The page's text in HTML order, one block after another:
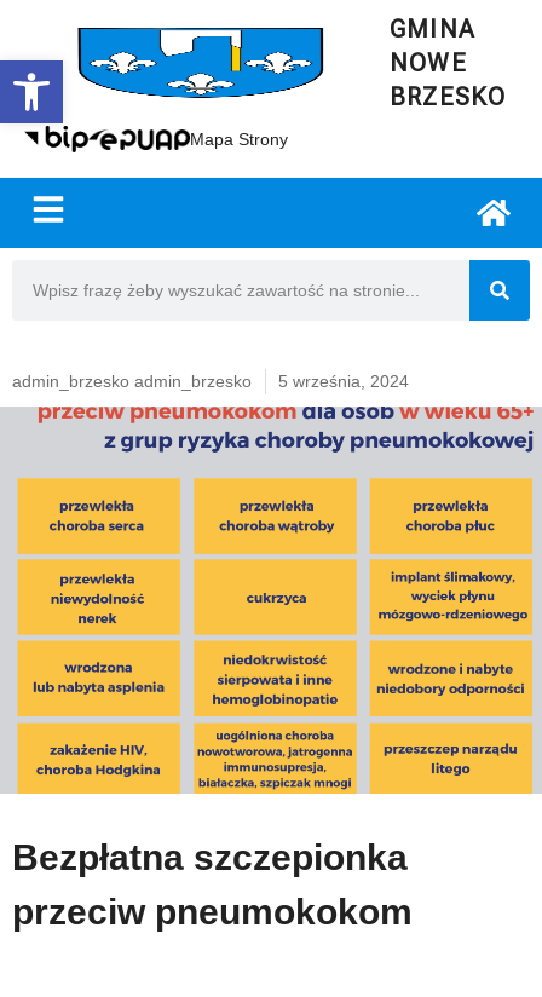
Open toolbar
GMINA
NOWE
BRZESKO
Mapa Strony
admin_brzesko admin_brzesko 5 września, 2024
Bezpłatna szczepionka
przeciw pneumokokom